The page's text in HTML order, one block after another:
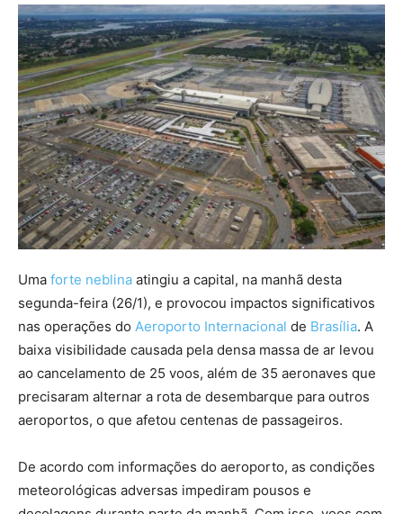
Uma forte neblina atingiu a capital, na manhã desta
segunda-feira (26/1), e provocou impactos significativos
nas operações do Aeroporto Internacional de Brasília. A
baixa visibilidade causada pela densa massa de ar levou
ao cancelamento de 25 voos, além de 35 aeronaves que
precisaram alternar a rota de desembarque para outros
aeroportos, o que afetou centenas de passageiros.
De acordo com informações do aeroporto, as condições
meteorológicas adversas impediram pousos e